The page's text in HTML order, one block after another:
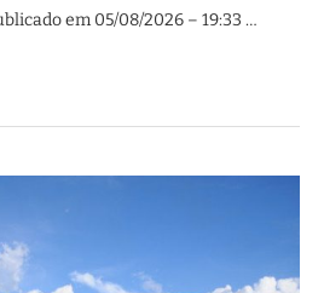
em 05/08/2026 – 19:33 …